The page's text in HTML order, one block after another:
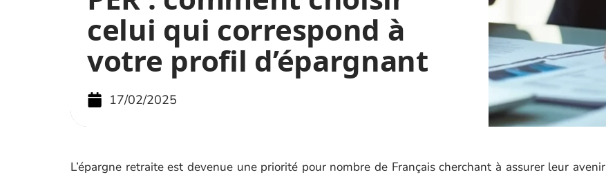
celui qui correspond à
votre profil d’épargnant
17/02/2025
L’épargne retraite est devenue une priorité pour nombre de Français cherchant à assurer leur avenir